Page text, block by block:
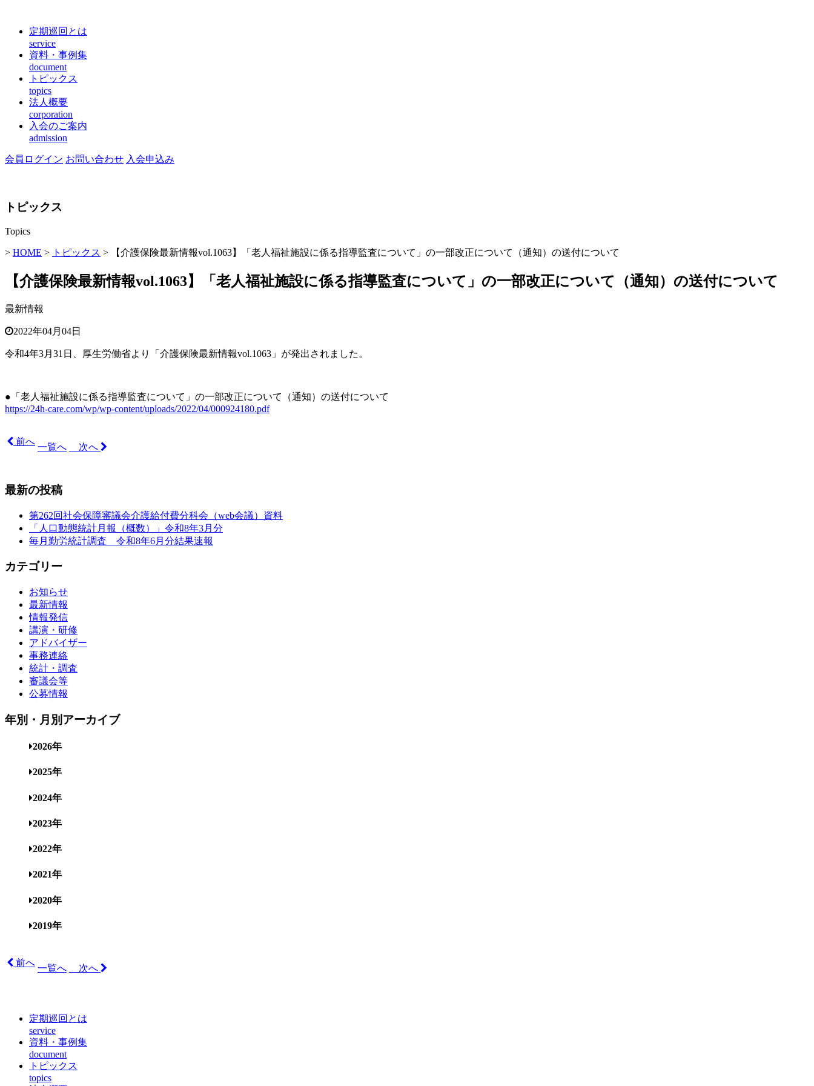
定期巡回とは
service
資料・事例集
document
トピックス
topics
法人概要
corporation
入会のご案内
admission
会員ログイン お問い合わせ 入会申込み
トピックス
Topics
> HOME > トピックス > 【介護保険最新情報vol.1063】「老人福祉施設に係る指導監査について」の一部改正について（通知）の送付について
【介護保険最新情報vol.1063】「老人福祉施設に係る指導監査について」の一部改正について（通知）の送付について
最新情報
2022年04月04日
令和4年3月31日、厚生労働省より「介護保険最新情報vol.1063 」が発出されました。
●「老人福祉施設に係る指導監査について」の一部改正について（通知）の送付について
https://24h-care.com/wp/wp-content/uploads/2022/04/000924180.pdf
前へ
一覧へ 次へ
最新の投稿
第262回社会保障審議会介護給付費分科会（web会議）資料
「人口動態統計月報（概数）」令和8年3月分
毎月勤労統計調査 令和8年6月分結果速報
カテゴリー
お知らせ
最新情報
情報発信
講演・研修
アドバイザー
事務連絡
統計・調査
審議会等
公募情報
年別・月別アーカイブ
2026年
2025年
2024年
2023年
2022年
2021年
2020年
2019年
前へ
一覧へ 次へ
定期巡回とは
service
資料・事例集
document
トピックス
topics